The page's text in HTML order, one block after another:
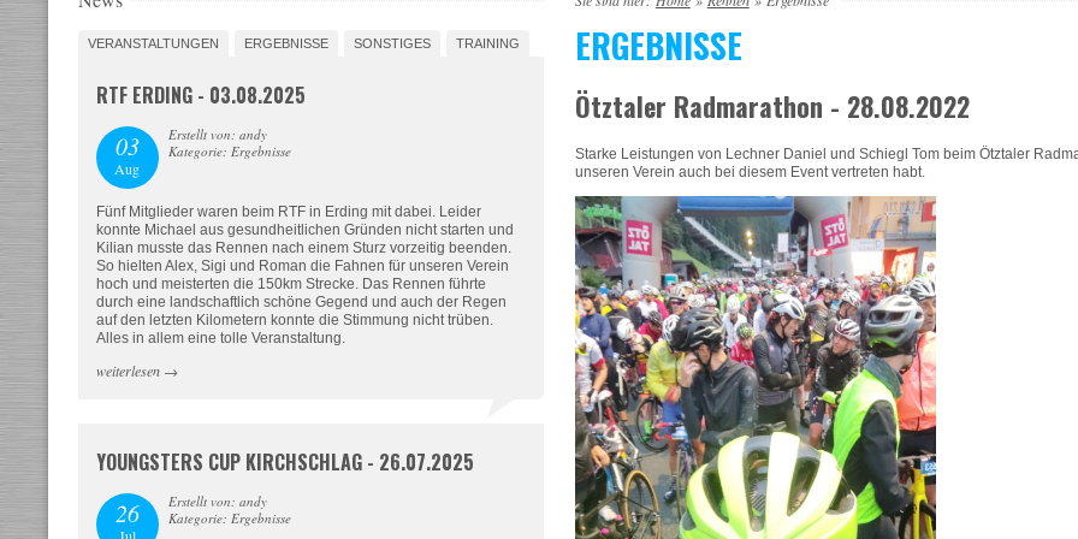
ERGEBNISSE
Ötztaler Radmarathon - 28.08.2022
Starke Leistungen von Lechner Daniel und Schiegl Tom beim Ötztaler
unseren Verein auch bei diesem Event vertreten habt.
VERANSTALTUNGEN ERGEBNISSE SONSTIGES TRAINING
RTF ERDING - 03.08.2025
03
Aug
Erstellt von: andy
Kategorie: Ergebnisse
Fünf Mitglieder waren beim RTF in Erding mit dabei. Leider
konnte Michael aus gesundheitlichen Gründen nicht starten und
Kilian musste das Rennen nach einem Sturz vorzeitig beenden.
So hielten Alex, Sigi und Roman die Fahnen für unseren Verein
hoch und meisterten die 150km Strecke. Das Rennen führte
durch eine landschaftlich schöne Gegend und auch der Regen
auf den letzten Kilometern konnte die Stimmung nicht trüben.
Alles in allem eine tolle Veranstaltung.
weiterlesen→
YOUNGSTERS CUP KIRCHSCHLAG - 26.07.2025
26
Erstellt von: andy
Kategorie: Ergebnisse